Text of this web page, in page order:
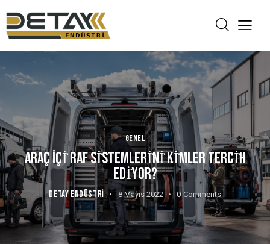
GENEL
ARAÇ İÇİ RAF SİSTEMLERİNİ KİMLER TERCİH
EDİYOR?
DETAY ENDÜSTRI 8 Mayıs 2022 0 Comments